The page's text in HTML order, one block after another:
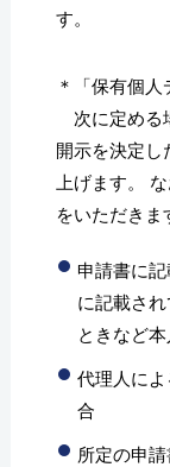
す。
＊「保有個
次に定める
開示を決定し
上げます。
をいただきま
申請書に
に記載さ
ときなど
代理人に
合
所定の申